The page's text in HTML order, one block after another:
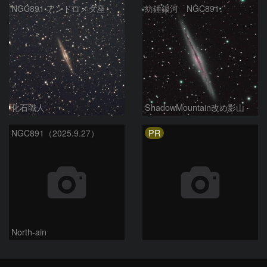
NGC891 アンドロメダ座
化石職人
紡錘銀河 NGC891
ShadowMountain改め影山
NGC891（2025.9.27）
North-ain
PR